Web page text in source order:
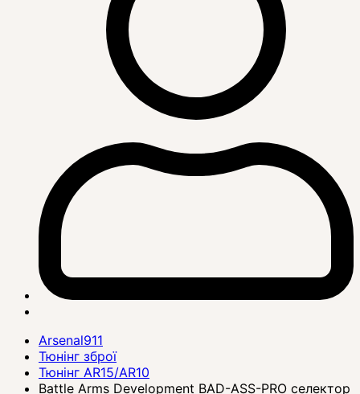
Arsenal911
Тюнінг зброї
Тюнінг AR15/AR10
Battle Arms Development BAD-ASS-PRO селектор